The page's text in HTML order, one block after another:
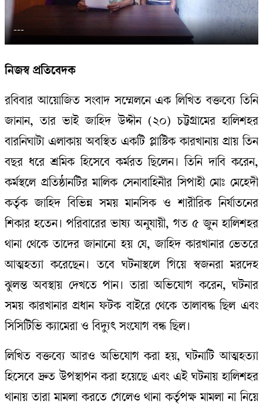
---
নিজস্ব প্রতিবেদক
রবিবার আয়োজিত সংবাদ সম্মেলনে এক লিখিত বক্তব্যে তিনি
জানান, তার ভাই জাহিদ উদ্দীন (২০) চট্টগ্রামের হালিশহর
বারনিঘাটা এলাকায় অবস্থিত একটি প্লাস্টিক কারখানায় প্রায় তিন
বছর ধরে শ্রমিক হিসেবে কর্মরত ছিলেন। তিনি দাবি করেন,
কর্মস্থলে প্রতিষ্ঠানটির মালিক সেনাবাহিনীর সিপাহী মোঃ মেহেদী
কর্তৃক জাহিদ বিভিন্ন সময় মানসিক ও শারীরিক নির্যাতনের
শিকার হতেন। পরিবারের ভাষ্য অনুযায়ী, গত ৫ জুন হালিশহর
থানা থেকে তাদের জানানো হয় যে, জাহিদ কারখানার ভেতরে
আত্মহত্যা করেছেন। তবে ঘটনাস্থলে গিয়ে স্বজনরা মরদেহ
ঝুলন্ত অবস্থায় দেখতে পান। তারা অভিযোগ করেন, ঘটনার
সময় কারখানার প্রধান ফটক বাইরে থেকে তালাবদ্ধ ছিল এবং
সিসিটিভি ক্যামেরা ও বিদ্যুৎ সংযোগ বন্ধ ছিল।
লিখিত বক্তব্যে আরও অভিযোগ করা হয়, ঘটনাটি আত্মহত্যা
হিসেবে দ্রুত উপস্থাপন করা হয়েছে এবং এই ঘটনায় হালিশহর
থানায় তারা মামলা করতে গেলেও থানা কর্তৃপক্ষ মামলা না নিয়ে